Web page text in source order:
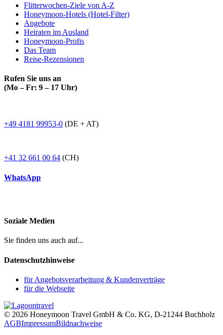
Flitterwochen-Ziele von A-Z
Honeymoon-Hotels (Hotel-Filter)
Angebote
Heiraten im Ausland
Honeymoon-Profis
Das Team
Reise-Rezensionen
Rufen Sie uns an
(Mo – Fr: 9 – 17 Uhr)
+49 4181 99953-0 (DE + AT)
+41 32 661 00 64 (CH)
WhatsApp
Soziale Medien
Sie finden uns auch auf...
Datenschutzhinweise
für Angebotsverarbeitung & Kundenverträge
für die Webseite
© 2026 Honeymoon Travel GmbH & Co. KG, D-21244 Buchholz
AGBImpressumBildnachweise